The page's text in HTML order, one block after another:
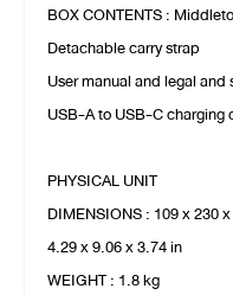
BOX CONTENTS :
Detachable carry strap
User manual and legal
USB-A to USB-C charging
PHYSICAL UNIT
DIMENSIONS : 109 x 230
4.29 x 9.06 x 3.74 in
WEIGHT : 1.8 kg